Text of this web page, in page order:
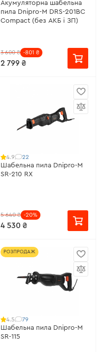
Акумуляторна шабельна
пила Dnipro-M DRS-201BC
Compact (без АКБ і ЗП)
3 600 ₴ -801 ₴
2 799 ₴
4.9 22
Шабельна пила Dnipro-M
SR-210 RX
5 640 ₴ -20%
4 530 ₴
РОЗПРОДАЖ
4.5 79
Шабельна пила Dnipro-M
SR-115